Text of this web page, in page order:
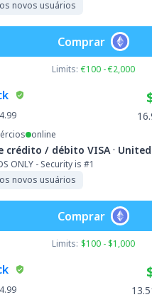
novos usuários
Limits: €100 - €2,000
Comprar
4.99
online
crédito / débito VISA ·
ONLY - Security is #1
novos usuários
Limits: $100 - $1,000
Comprar
4.99